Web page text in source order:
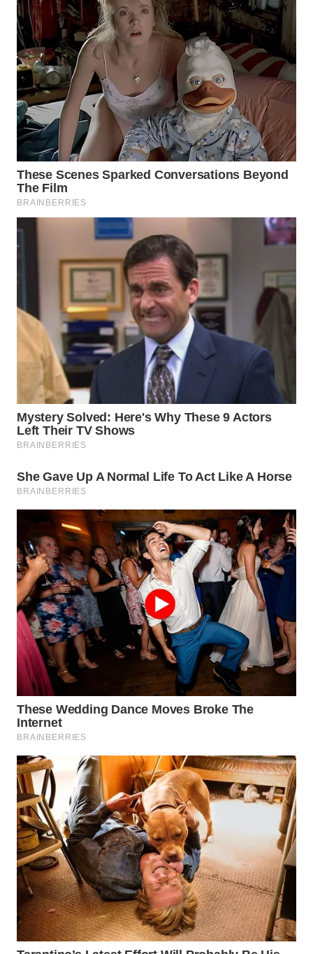
GORONTALO
WN
SULUT
WN
MALUKU
WN
MALUT
WN
DAIRI
WN
NIAS
WN
LANGKAT
WN
TAPANULI
SELATAN
WN
LESUNG
WN
KARO
WN
SIMALUNGUN
WN
LABUHANBATU
WN
TAPANULI
TENGAH
WN DELI
SERDANG
WN
TEBING
TINGGI
WN
PAKPAK
WN